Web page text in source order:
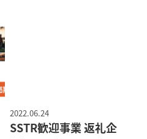
2022.06.24
SSTR歓迎事業 返礼企